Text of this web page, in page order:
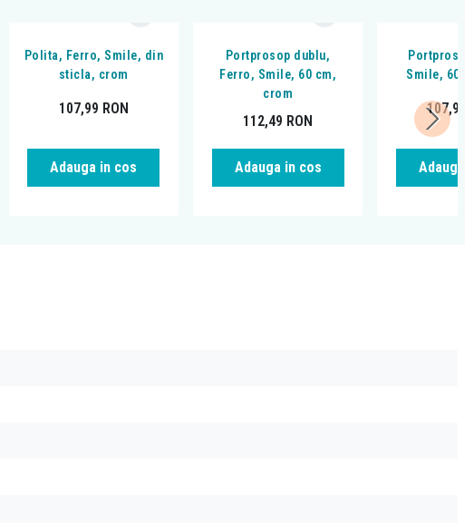
Polita, Ferro, Smile, din
sticla, crom
107,99 RON
Adauga in cos
Portprosop dublu,
Ferro, Smile, 60 cm,
crom
112,49 RON
Adauga in cos
Smile, 60
107,99
Adauga